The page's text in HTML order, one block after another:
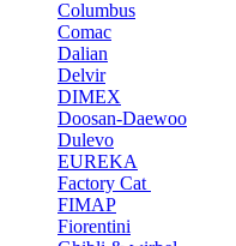
Columbus
Comac
Dalian
Delvir
DIMEX
Doosan-Daewoo
Dulevo
EUREKA
Factory Cat
FIMAP
Fiorentini